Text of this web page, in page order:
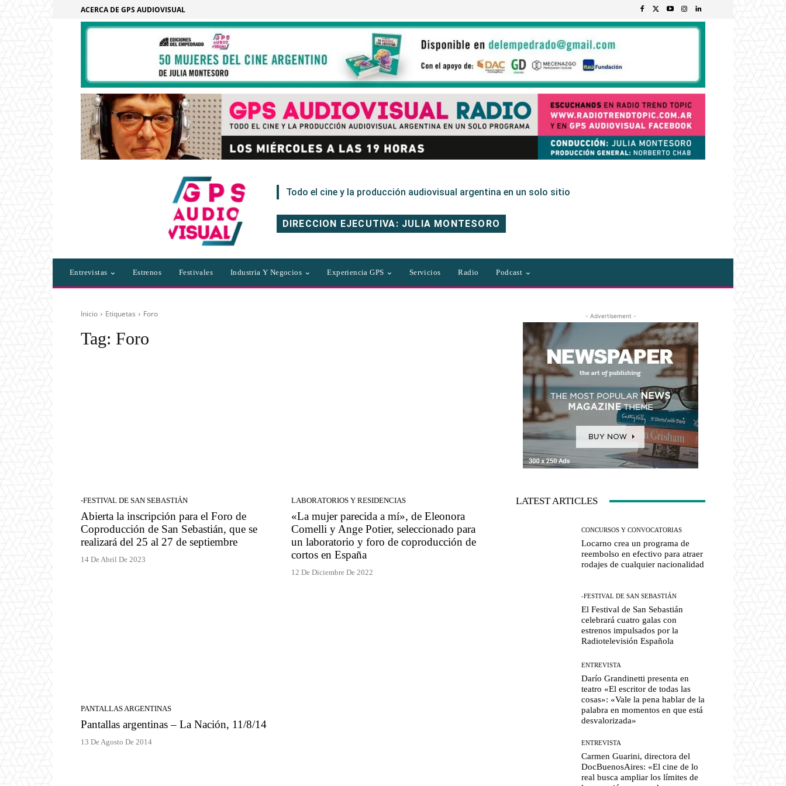
ACERCA DE GPS AUDIOVISUAL
Todo el cine y la producción audiovisual argentina en un solo sitio
DIRECCION EJECUTIVA: JULIA MONTESORO
Entrevistas Estrenos Festivales Industria Y Negocios Experiencia GPS Servicios Radio Podcast
Inicio Etiquetas Foro
Tag: Foro
-FESTIVAL DE SAN SEBASTIÁN
Abierta la inscripción para el Foro de
Coproducción de San Sebastián, que se
realizará del 25 al 27 de septiembre
14 De Abril De 2023
LABORATORIOS Y RESIDENCIAS
«La mujer parecida a mí», de Eleonora
Comelli y Ange Potier, seleccionado para
un laboratorio y foro de coproducción de
cortos en España
12 De Diciembre De 2022
PANTALLAS ARGENTINAS
Pantallas argentinas – La Nación, 11/8/14
13 De Agosto De 2014
- Advertisement -
LATEST ARTICLES
CONCURSOS Y CONVOCATORIAS
Locarno crea un programa de
reembolso en efectivo para atraer
rodajes de cualquier nacionalidad
-FESTIVAL DE SAN SEBASTIÁN
El Festival de San Sebastián
celebrará cuatro galas con
estrenos impulsados por la
Radiotelevisión Española
ENTREVISTA
Darío Grandinetti presenta en
teatro «El escritor de todas las
cosas»: «Vale la pena hablar de la
palabra en momentos en que está
desvalorizada»
ENTREVISTA
Carmen Guarini, directora del
DocBuenosAires: «El cine de lo
real busca ampliar los límites de